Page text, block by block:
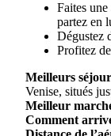
Faites
partez en
Dégustez
Profitez
Meilleurs
Venise, situés
Meilleur
Comment